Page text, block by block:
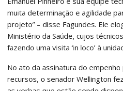
muita determinação e agilidade
projeto” – disse Fagundes. Ele
Ministério da Saúde, cujos
fazendo uma visita ‘in loco’ à
No ato da assinatura do
recursos, o senador Wellington